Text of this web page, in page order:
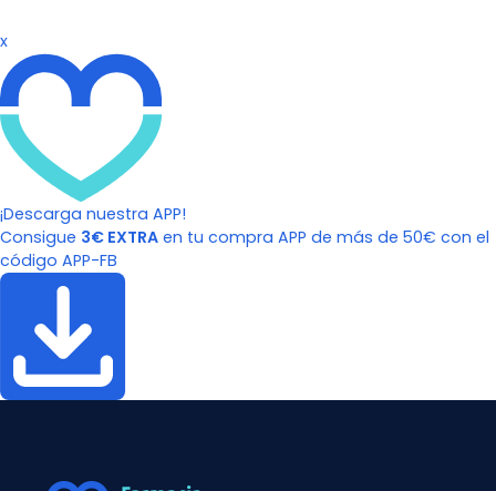
x
¡Descarga nuestra APP!
Consigue 3€ EXTRA en tu compra APP de más de 50€ con el
código APP-FB